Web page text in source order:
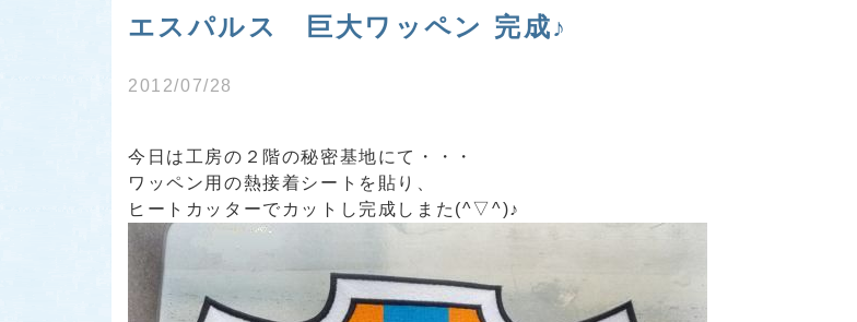
エスパルス 巨大ワッペン 完成♪
2012/07/28
今日は工房の２階の秘密基地にて・・・
ワッペン用の熱接着シートを貼り、
ヒートカッターでカットし完成しまた(^▽^)♪